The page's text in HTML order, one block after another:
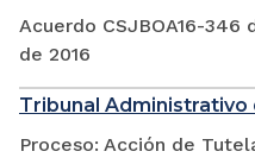
Acuerdo CSJBOA16-346
de 2016
Tribunal Administrativo
Proceso: Acción de